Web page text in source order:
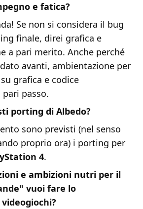
e fatica?
Se non si considera il bug
finale, direi grafica e
a pari merito. Anche perché
avanti, ambientazione per
grafica e codice
passo.
porting di Albedo?
sono previsti (nel senso
proprio ora) i porting per
4.
e ambizioni nutri per il
vuoi fare lo